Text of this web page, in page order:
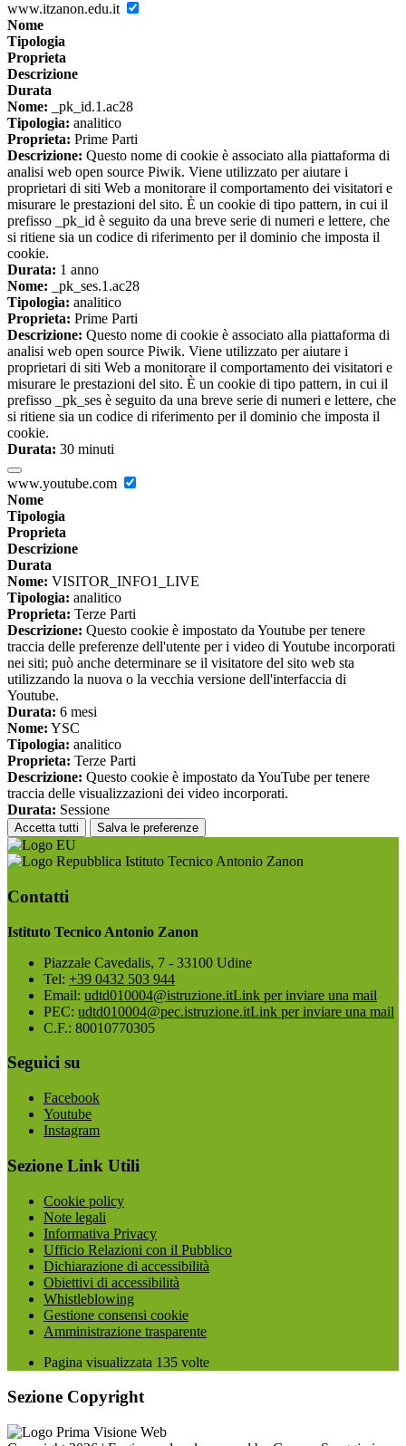
www.itzanon.edu.it
Nome
Tipologia
Proprieta
Descrizione
Durata
Nome: _pk_id.1.ac28
Tipologia: analitico
Proprieta: Prime Parti
Descrizione: Questo nome di cookie è associato alla piattaforma di
analisi web open source Piwik. Viene utilizzato per aiutare i
proprietari di siti Web a monitorare il comportamento dei visitatori e
misurare le prestazioni del sito. È un cookie di tipo pattern, in cui il
prefisso _pk_id è seguito da una breve serie di numeri e lettere, che
si ritiene sia un codice di riferimento per il dominio che imposta il
cookie.
Durata: 1 anno
Nome: _pk_ses.1.ac28
Tipologia: analitico
Proprieta: Prime Parti
Descrizione: Questo nome di cookie è associato alla piattaforma di
analisi web open source Piwik. Viene utilizzato per aiutare i
proprietari di siti Web a monitorare il comportamento dei visitatori e
misurare le prestazioni del sito. È un cookie di tipo pattern, in cui il
prefisso _pk_ses è seguito da una breve serie di numeri e lettere, che
si ritiene sia un codice di riferimento per il dominio che imposta il
cookie.
Durata: 30 minuti
www.youtube.com
Nome
Tipologia
Proprieta
Descrizione
Durata
Nome: VISITOR_INFO1_LIVE
Tipologia: analitico
Proprieta: Terze Parti
Descrizione: Questo cookie è impostato da Youtube per tenere
traccia delle preferenze dell'utente per i video di Youtube incorporati
nei siti; può anche determinare se il visitatore del sito web sta
utilizzando la nuova o la vecchia versione dell'interfaccia di
Youtube.
Durata: 6 mesi
Nome: YSC
Tipologia: analitico
Proprieta: Terze Parti
Descrizione: Questo cookie è impostato da YouTube per tenere
traccia delle visualizzazioni dei video incorporati.
Durata: Sessione
Accetta tutti Salva le preferenze
Istituto Tecnico Antonio Zanon
Contatti
Istituto Tecnico Antonio Zanon
Piazzale Cavedalis, 7 - 33100 Udine
Tel: +39 0432 503 944
Email: udtd010004@istruzione.itLink per inviare una mail
PEC: udtd010004@pec.istruzione.itLink per inviare una mail
C.F.: 80010770305
Seguici su
Facebook
Youtube
Instagram
Sezione Link Utili
Cookie policy
Note legali
Informativa Privacy
Ufficio Relazioni con il Pubblico
Dichiarazione di accessibilità
Obiettivi di accessibilità
Whistleblowing
Gestione consensi cookie
Amministrazione trasparente
Pagina visualizzata 135 volte
Sezione Copyright